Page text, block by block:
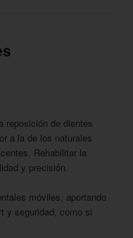
reposición de dientes
a la de los naturales
Rehabilitar la
y precisión.
móviles, aportando
y seguridad, como si